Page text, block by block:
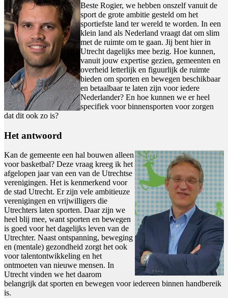
Beste Rogier, we hebben onszelf vanuit de
sport de grote ambitie gesteld om het
sportiefste land ter wereld te worden. In een
klein land als Nederland vraagt dat om slim
met de ruimte om te gaan. Jij bent hier in
Utrecht dagelijks mee bezig. Hoe kunnen,
vanuit jouw expertise gezien, gemeenten en
overheid letterlijk en figuurlijk de ruimte
bieden om sporten en bewegen beschikbaar
en betaalbaar te laten zijn voor iedere
Nederlander? En hoe kunnen we er heel
specifiek voor binnensporten voor zorgen
dat dit ook zo is?
Het antwoord
Kan de gemeente een hal bouwen alleen
voor basketbal? Deze vraag kreeg ik het
afgelopen jaar van een van de Utrechtse
verenigingen. Het is kenmerkend voor
de stad Utrecht. Er zijn vele ambitieuze
verenigingen en vrijwilligers die
Utrechters laten sporten. Daar zijn we
heel blij mee, want sporten en bewegen
is goed voor het dagelijks leven van de
Utrechter. Naast ontspanning, beweging
en (mentale) gezondheid zorgt het ook
voor talentontwikkeling en het
ontmoeten van nieuwe mensen. In
Utrecht vinden we het daarom
belangrijk dat sporten en bewegen voor iedereen binnen handbereik
is.